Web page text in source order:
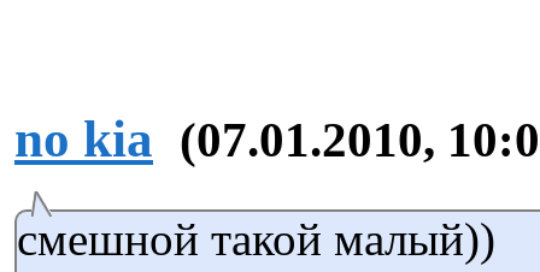
no kia (07.01.2010,
смешной такой малый))